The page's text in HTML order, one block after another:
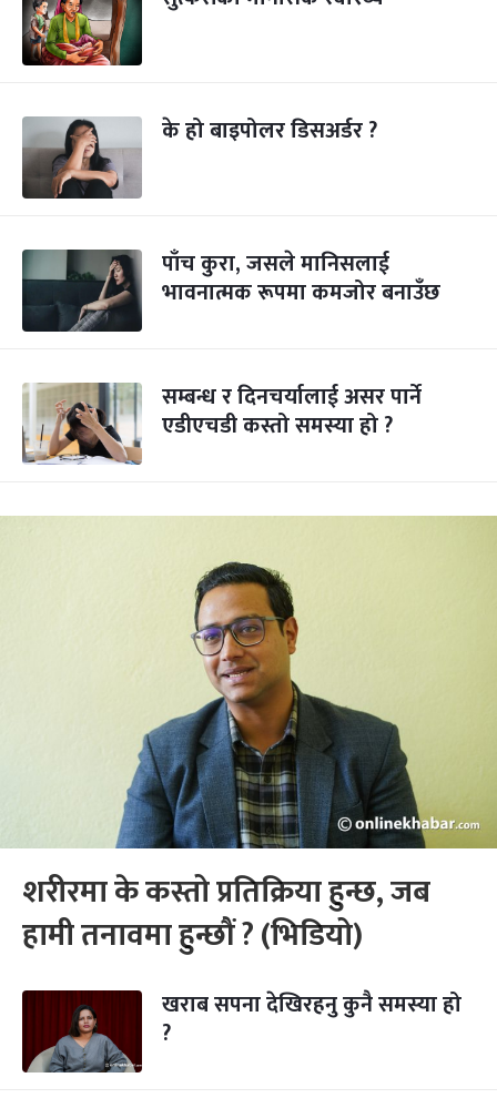
के हो बाइपोलर डिसअर्डर ?
पाँच कुरा, जसले मानिसलाई
भावनात्मक रूपमा कमजोर बनाउँछ
सम्बन्ध र दिनचर्यालाई असर पार्ने
एडीएचडी कस्तो समस्या हो ?
शरीरमा के कस्तो प्रतिक्रिया हुन्छ, जब
हामी तनावमा हुन्छौं ? (भिडियो)
खराब सपना देखिरहनु कुनै समस्या हो
?